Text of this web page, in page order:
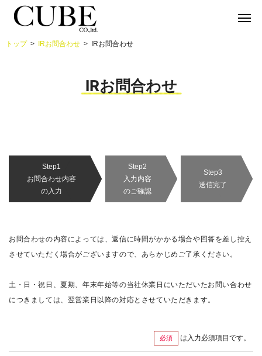
トップ IRお問合わせ IRお問合わせ
IRお問合わせ
Step1
お問合わせ内容
の入力
Step2
入力内容
のご確認
Step3
送信完了
お問合わせの内容によっては、返信に時間がかかる場合や回答を差し控え
させていただく場合がございますので、あらかじめご了承ください。
土・日・祝日、夏期、年末年始等の当社休業日にいただいたお問い合わせ
につきましては、翌営業日以降の対応とさせていただきます。
必須 は入力必須項目です。